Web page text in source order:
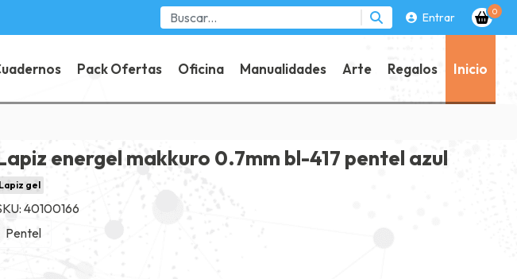
Entrar 0
Pack Ofertas Oficina Manualidades Arte Regalos Inicio
energel makkuro 0.7mm bl-417 pentel azul
Lapiz gel
40100166
Pentel